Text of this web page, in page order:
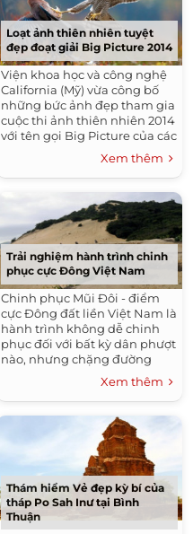
Loạt ảnh thiên nhiên tuyệt
đẹp đoạt giải Big Picture 2014
Viện khoa học và công nghệ
California (Mỹ) vừa công bố
những bức ảnh đẹp tham gia
cuộc thi ảnh thiên nhiên 2014
với tên gọi Big Picture của các
tác giả chuyên chụp thiên
nhiên, động vật hoang dã và
bảo tồn từ khắp nơi trên thế
Xem thêm
Trải nghiệm hành trình chinh
phục cực Đông Việt Nam
Chinh phục Mũi Đôi - điểm
cực Đông đất liền Việt Nam là
hành trình không dễ chinh
phục đối với bất kỳ dân phượt
nào, nhưng chặng đường
càng gian nan càng thôi thúc
những tín đồ đam mê
phượt....
Xem thêm
Thám hiểm Vẻ đẹp kỳ bí của
tháp Po Sah Inư tại Bình
Thuận